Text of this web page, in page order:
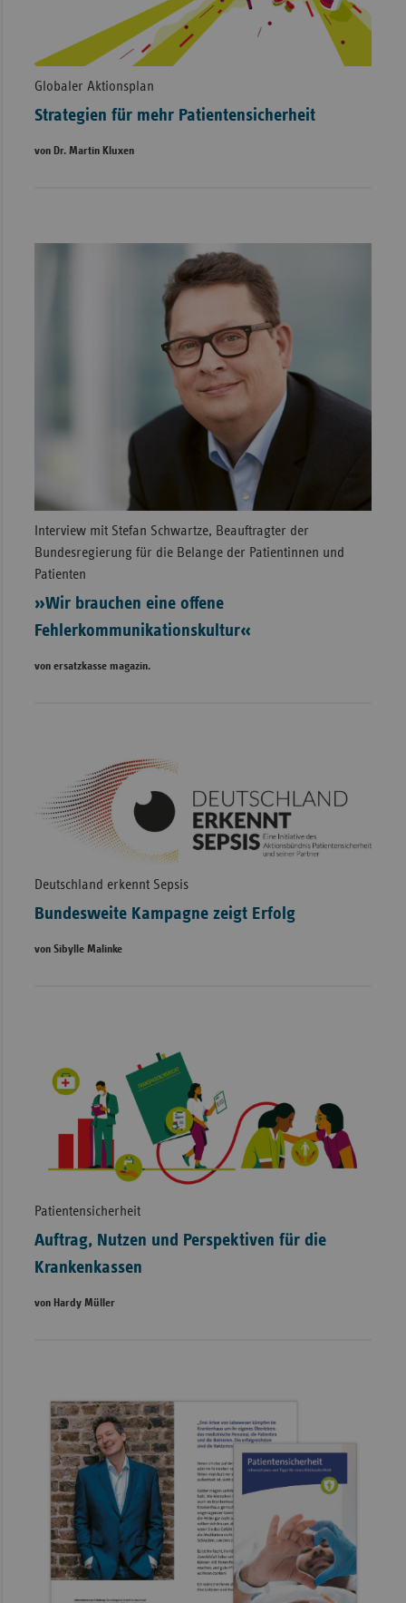
Globaler Aktionsplan
Strategien für mehr Patientensicherheit
von Dr. Martin Kluxen
Interview mit Stefan Schwartze, Beauftragter der
Bundesregierung für die Belange der Patientinnen und
Patienten
»Wir brauchen eine offene
Fehlerkommunikationskultur«
von ersatzkasse magazin.
Deutschland erkennt Sepsis
Bundesweite Kampagne zeigt Erfolg
von Sibylle Malinke
Patientensicherheit
Auftrag, Nutzen und Perspektiven für die
Krankenkassen
von Hardy Müller